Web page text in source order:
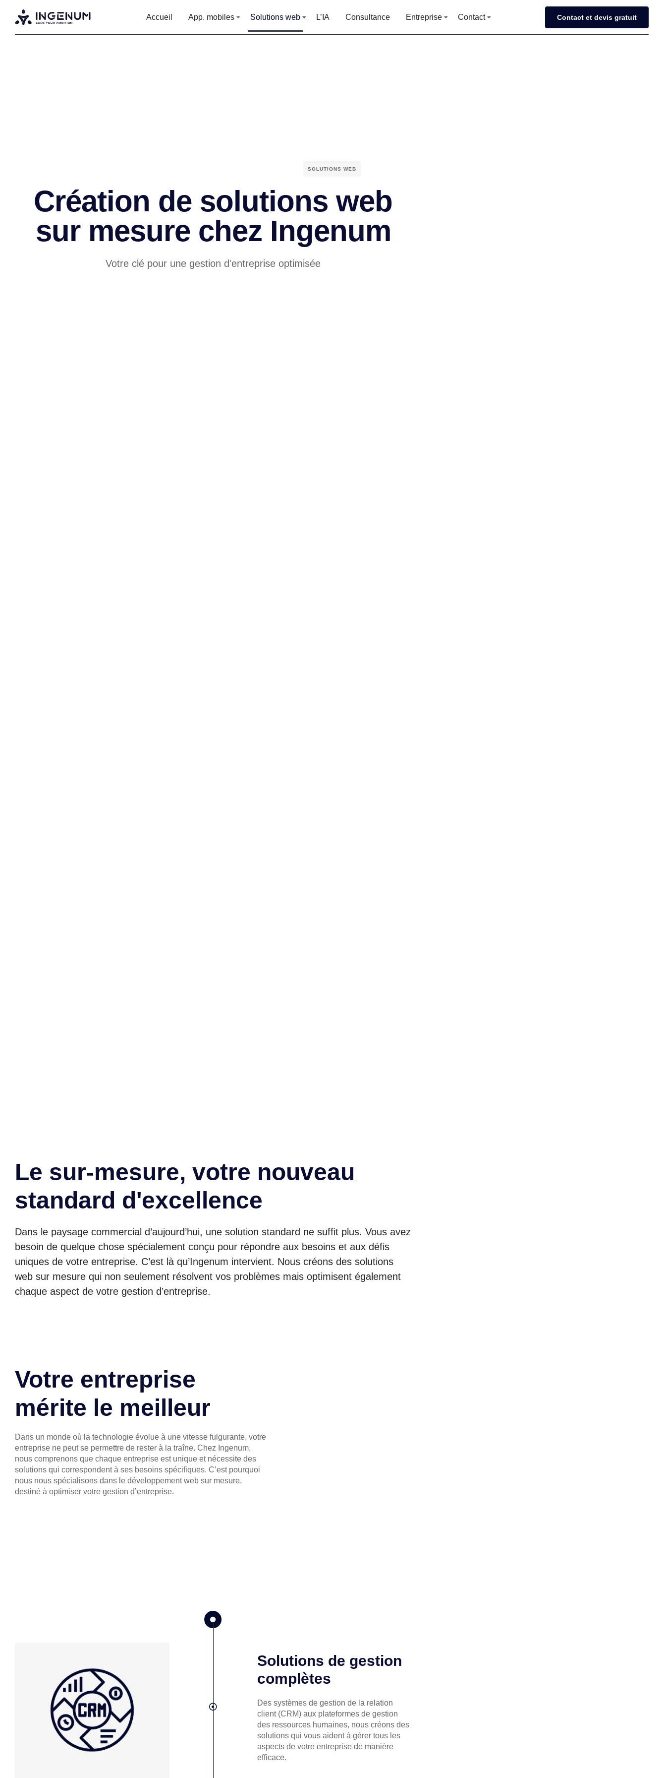
Accueil App. mobiles Solutions web L’IA Consultance Entreprise Contact Contact et devis gratuit
SOLUTIONS WEB
Création de solutions web
sur mesure chez Ingenum
Votre clé pour une gestion d'entreprise optimisée
Le sur-mesure, votre nouveau
standard d'excellence
Dans le paysage commercial d’aujourd’hui, une solution standard ne suffit plus. Vous avez
besoin de quelque chose spécialement conçu pour répondre aux besoins et aux défis
uniques de votre entreprise. C’est là qu’Ingenum intervient. Nous créons des solutions
web sur mesure qui non seulement résolvent vos problèmes mais optimisent également
chaque aspect de votre gestion d’entreprise.
Votre entreprise
mérite le meilleur
Dans un monde où la technologie évolue à une vitesse fulgurante, votre
entreprise ne peut se permettre de rester à la traîne. Chez Ingenum,
nous comprenons que chaque entreprise est unique et nécessite des
solutions qui correspondent à ses besoins spécifiques. C’est pourquoi
nous nous spécialisons dans le développement web sur mesure,
destiné à optimiser votre gestion d’entreprise.
Solutions de gestion
complètes
Des systèmes de gestion de la relation
client (CRM) aux plateformes de gestion
des ressources humaines, nous créons des
solutions qui vous aident à gérer tous les
aspects de votre entreprise de manière
efficace.